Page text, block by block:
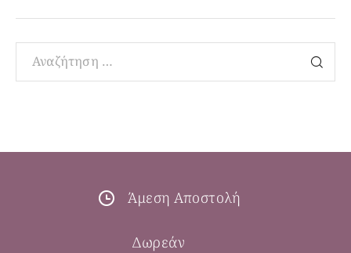
Άμεση Αποστολή
Δωρεάν